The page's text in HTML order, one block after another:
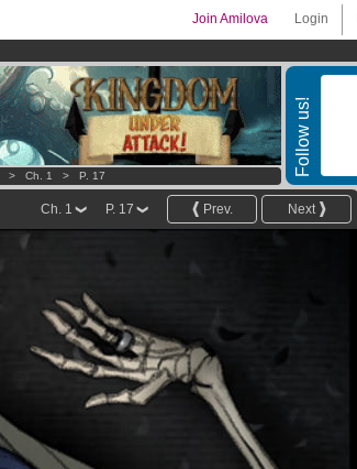
Login
Join Amilova
Follow us!
> Ch. 1 > P. 17
Next
Prev.
P. 17
Ch. 1